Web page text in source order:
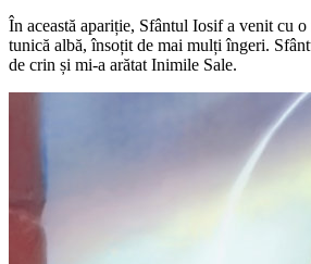
În această apariție, Sfântul Iosif a venit cu o
tunică albă, însoțit de mai mulți îngeri.
de crin și mi-a arătat Inimile Sale.